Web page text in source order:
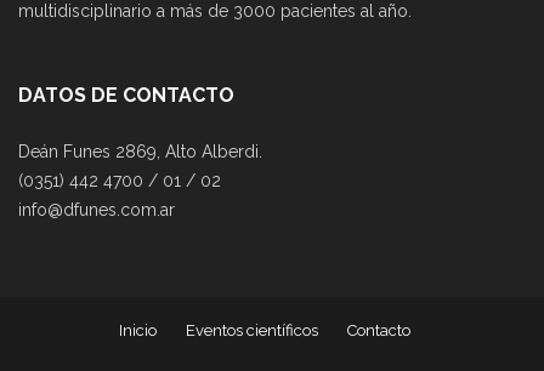
multidisciplinario a más de 3000 pacientes al año.
DATOS DE CONTACTO
Deán Funes 2869, Alto Alberdi.
(0351) 442 4700 / 01 / 02
info@dfunes.com.ar
Inicio Eventos científicos Contacto